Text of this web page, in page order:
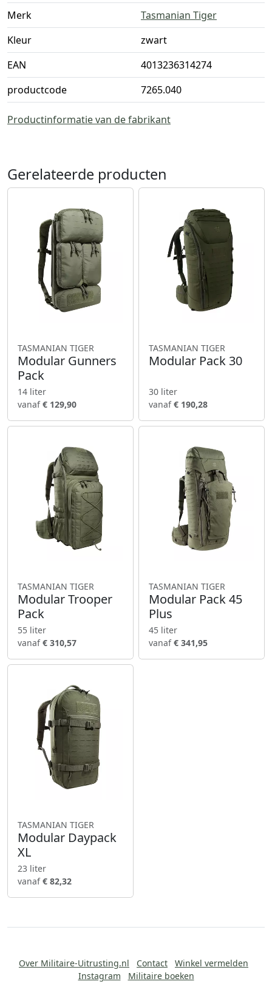
Merk
Tasmanian Tiger
Kleur
zwart
EAN
4013236314274
productcode
7265.040
Productinformatie van de fabrikant
Gerelateerde producten
TASMANIAN TIGER
Modular Gunners
Pack
14 liter
vanaf€ 129,90
TASMANIAN TIGER
Modular Pack 30
30 liter
vanaf€ 190,28
TASMANIAN TIGER
Modular Trooper
Pack
55 liter
vanaf€ 310,57
TASMANIAN TIGER
Modular Pack 45
Plus
45 liter
vanaf€ 341,95
TASMANIAN TIGER
Modular Daypack
XL
23 liter
vanaf€ 82,32
Over Militaire-Uitrusting.nl Contact
Winkel vermelden
Instagram
Militaire boeken